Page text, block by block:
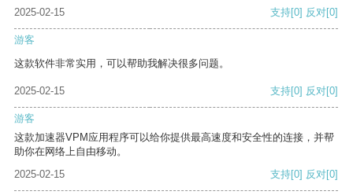
2025-02-15 支持[0] 反对[0]
游客
这款软件非常实用，可以帮助我解决很多问题。
2025-02-15 支持[0] 反对[0]
游客
这款加速器VPM应用程序可以给你提供最高速度和安全性的连接，并帮
助你在网络上自由移动。
2025-02-15
支持[0] 反对[0]